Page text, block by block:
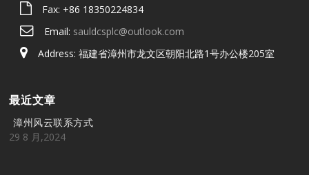
Fax: +86 18350224834
Email: sauldcsplc@outlook.com
Address: 福建省漳州市龙文区朝阳北路1号办公楼205室
最近文章
漳州风云联系方式
29 8 月,2024